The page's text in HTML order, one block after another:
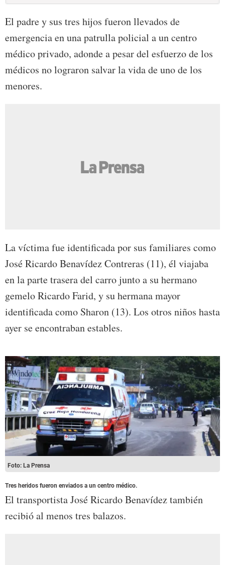
El padre y sus tres hijos fueron llevados de
emergencia en una patrulla policial a un centro
médico privado, adonde a pesar del esfuerzo de los
médicos no lograron salvar la vida de uno de los
menores.
La víctima fue identificada por sus familiares como
José Ricardo Benavídez Contreras (11), él viajaba
en la parte trasera del carro junto a su hermano
gemelo Ricardo Farid, y su hermana mayor
identificada como Sharon (13). Los otros niños hasta
ayer se encontraban estables.
Foto: La Prensa
Tres heridos fueron enviados a un centro médico.
El transportista José Ricardo Benavídez también
recibió al menos tres balazos.